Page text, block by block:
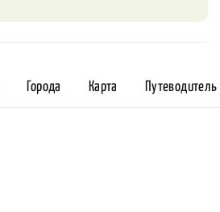
Города Карта Путеводитель